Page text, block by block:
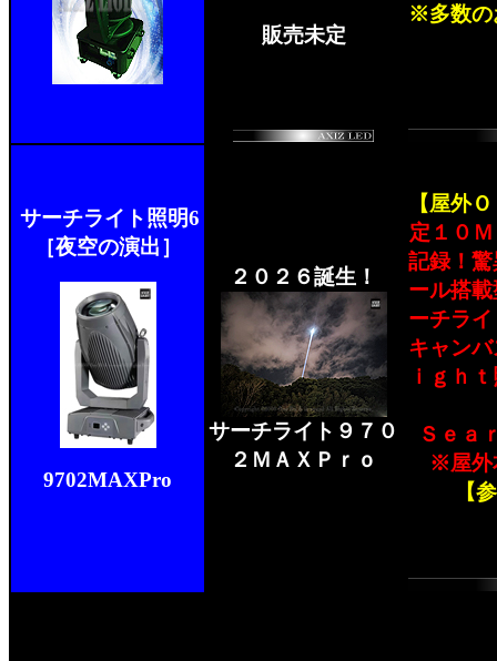
販売未定
※多数の
サーチライト照明6
［夜空の演出］
9702MAXPro
２０２６誕生！
サーチライト９７０
２ＭＡＸＰｒｏ
【屋外
定１０
記録！
ール搭
ーチラ
キャン
ｉｇｈ
Ｓｅａ
※屋外
【